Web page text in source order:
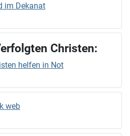
im Dekanat
Christen: